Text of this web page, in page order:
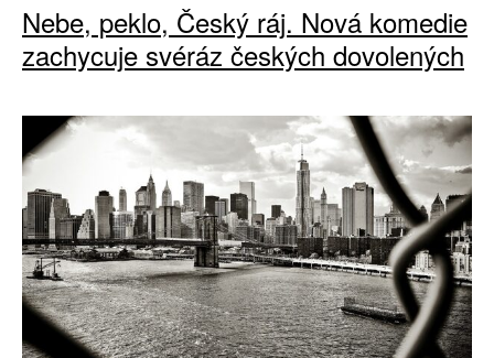
Nebe, peklo, Český ráj. Nová komedie
zachycuje svéráz českých dovolených